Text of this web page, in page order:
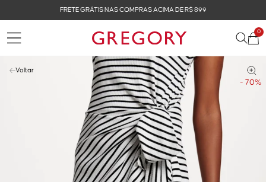
FRETE GRÁTIS NAS COMPRAS ACIMA DE R$ 899
0
- 70%
Voltar